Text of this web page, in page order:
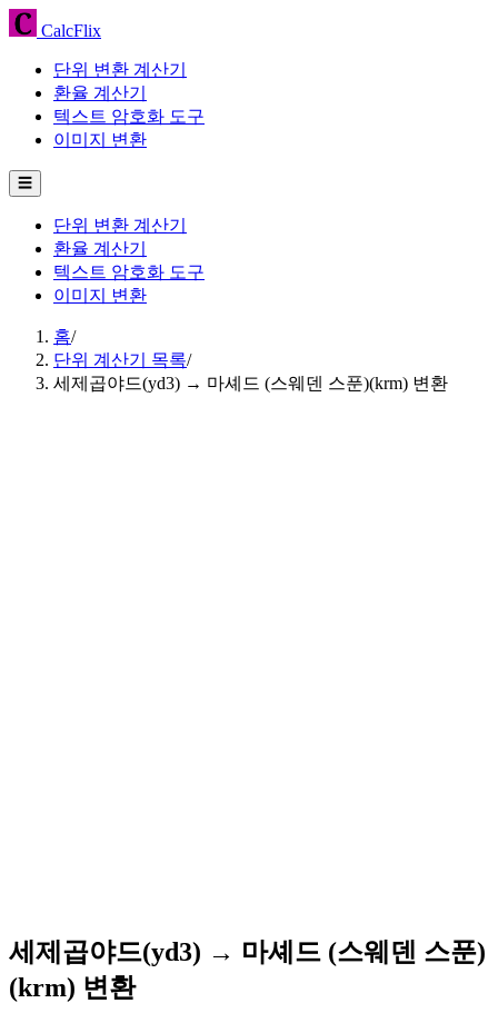
CalcFlix
단위 변환 계산기
환율 계산기
텍스트 암호화 도구
이미지 변환
☰
단위 변환 계산기
환율 계산기
텍스트 암호화 도구
이미지 변환
홈/
단위 계산기 목록/
세제곱야드(yd3) → 마셰드 (스웨덴 스푼)(krm) 변환
세제곱야드(yd3) → 마셰드 (스웨덴 스푼)
(krm) 변환